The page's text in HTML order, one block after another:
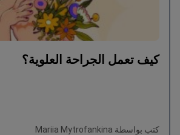
كيف تعمل الجراحة العلوية؟
كتب بواسطة Mariia Mytrofankina